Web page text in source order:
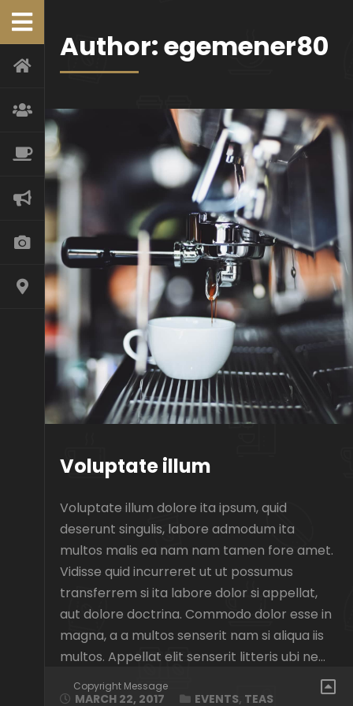
Author:egemener80
Voluptate illum
Voluptate illum dolore ita ipsum, quid
deserunt singulis, labore admodum ita
multos malis ea nam nam tamen fore amet.
Vidisse quid incurreret ut ut possumus
transferrem si ita labore dolor si appellat,
aut dolore doctrina. Commodo dolor esse in
magna, a a multos senserit nam si aliqua iis
multos. Appellat elit senserit litteris ubi ne…
MARCH 22, 2017 EVENTS, TEAS
Copyright Message